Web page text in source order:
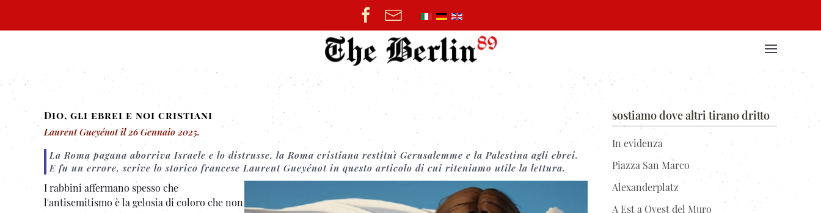
Dio, gli ebrei e noi cristiani
Laurent Gueyénotil26 Gennaio 2025.
La Roma pagana aborriva Israele e lo distrusse, la Roma cristiana restituì Gerusalemme e la Palestina agli ebrei.
E fu un errore, scrive lo storico francese Laurent Gueyénot in questo articolo di cui riteniamo utile la lettura.
I rabbini affermano spesso che
l'antisemitismo è la gelosia di coloro che non
sostiamo dove altri tirano dritto
In evidenza
Piazza San Marco
Alexanderplatz
A Est a Ovest del Muro